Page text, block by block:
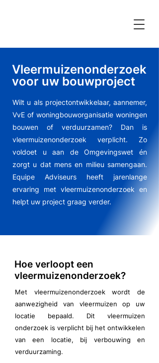
Vleermuizenonderzoek
voor uw bouwproject
Wilt u als projectontwikkelaar, aannemer,
VvE of woningbouworganisatie woningen
bouwen of verduurzamen? Dan is
vleermuizenonderzoek verplicht. Zo
voldoet u aan de Omgevingswet én
zorgt u dat mens en milieu samengaan.
Equipe Adviseurs heeft jarenlange
ervaring met vleermuizenonderzoek en
helpt uw project graag verder.
Hoe verloopt een
vleermuizenonderzoek?
Met vleermuizenonderzoek wordt de
aanwezigheid van vleermuizen op uw
locatie bepaald. Dit vleermuizen
onderzoek is verplicht bij het ontwikkelen
van een locatie, bij verbouwing en
verduurzaming.